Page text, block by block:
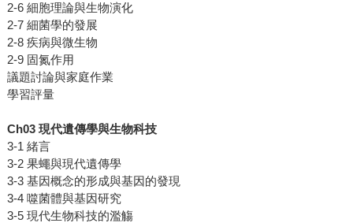
2-6 細胞理論與生物演化
2-7 細菌學的發展
2-8 疾病與微生物
2-9 固氮作用
議題討論與家庭作業
學習評量
Ch03 現代遺傳學與生物科技
3-1 緒言
3-2 果蠅與現代遺傳學
3-3 基因概念的形成與基因的發現
3-4 噬菌體與基因研究
3-5 現代生物科技的濫觴